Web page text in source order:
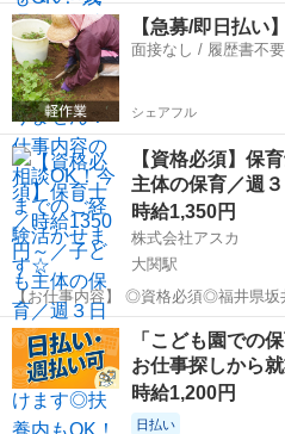
んでは 保育士さん募集です♪ 《お仕事内容》 ☆‾‾‾‾‾‾‾‾‾☆ ・おやつや昼
食のお手伝い ・お子さまの保育 などな
いて...
福井 丹生郡 保育士
【急募/即日払い
面接なし / 履歴書不
シェアフル
【資格必須】保
主体の保育／週
時給1,350円
株式会社アスカ
大関駅
【お仕事内容】 ◎資格必須◎福井県坂
★★おすすめポイント★★ ◎お休みも取りやすい環境です！ ◎プライ
ベートも充実♪ ◎きれいな園舎！ ◎嬉し
条件】 ■雇用形態 ...
福井 坂井市 大関駅 保育士
「こども園での
お仕事探しから
時給1,200円
日払い